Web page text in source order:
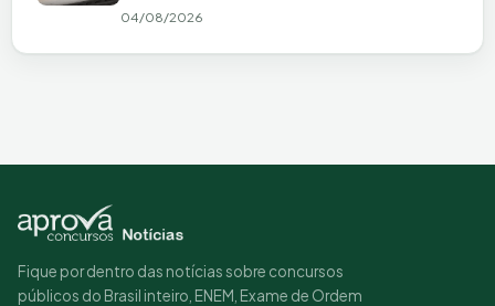
04/08/2026
Fique por dentro das notícias sobre concursos
públicos do Brasil inteiro, ENEM, Exame de Ordem